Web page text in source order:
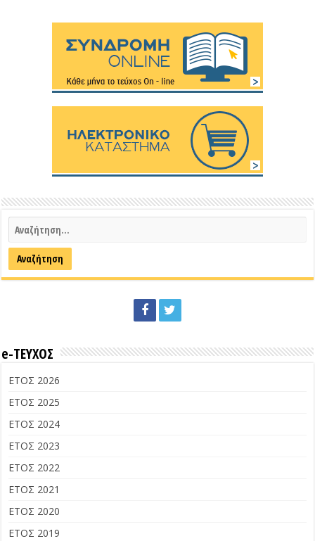
e-ΤΕΥΧΟΣ
ΕΤΟΣ 2026
ΕΤΟΣ 2025
ΕΤΟΣ 2024
ΕΤΟΣ 2023
ΕΤΟΣ 2022
ΕΤΟΣ 2021
ΕΤΟΣ 2020
ΕΤΟΣ 2019